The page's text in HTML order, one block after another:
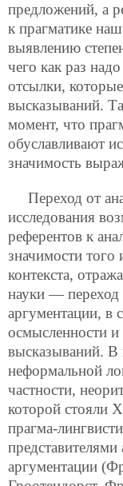
предложений, а
к прагматике
выявлению
чего как раз
отсылки,
высказываний.
момент, что
обуславливают
значимость
Переход от
исследования
референтов к
значимости того
контекста,
науки — переход
аргументации, в
осмысленности и
высказываний. В
неформальной
частности,
которой стояли
прагма-
аргументации